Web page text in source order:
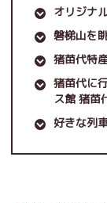
オリジナ
磐梯山を
猪苗代特
猪苗代に
ス館 猪苗
好きな列